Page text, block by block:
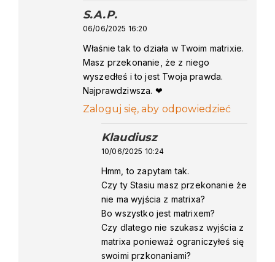
S.A.P.says:
06/06/2025 16:20
Właśnie tak to działa w Twoim matrixie.
Masz przekonanie, że z niego
wyszedłeś i to jest Twoja prawda.
Najprawdziwsza. ❤
Zaloguj się, aby odpowiedzieć
Klaudiuszsays:
10/06/2025 10:24
Hmm, to zapytam tak.
Czy ty Stasiu masz przekonanie że
nie ma wyjścia z matrixa?
Bo wszystko jest matrixem?
Czy dlatego nie szukasz wyjścia z
matrixa ponieważ ograniczyłeś się
swoimi przkonaniami?